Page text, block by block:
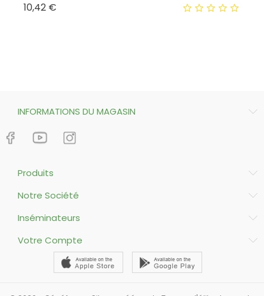
10,42 €
INFORMATIONS DU MAGASIN
Produits
Notre Société
Inséminateurs
Votre Compte